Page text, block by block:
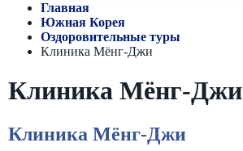
Главная
Южная Корея
Оздоровительные туры
Клиника Мёнг-Джи
Клиника Мёнг-Джи
Клиника Мёнг-Джи